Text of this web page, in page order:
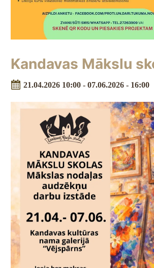
Kandavas Mākslu
21.04.2026 10:00 - 07.06.2026 - 16:00